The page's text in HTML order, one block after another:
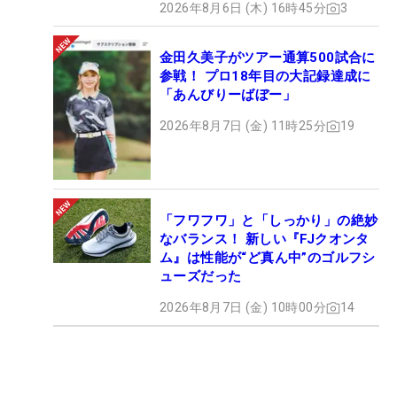
2026年8月6日 (木) 16時45分 3
金田久美子がツアー通算500試合に
参戦！ プロ18年目の大記録達成に
「あんびりーばぼー」
2026年8月7日 (金) 11時25分 19
「フワフワ」と「しっかり」の絶妙
なバランス！ 新しい『FJクオンタ
ム』は性能が“ど真ん中”のゴルフシ
ューズだった
2026年8月7日 (金) 10時00分 14